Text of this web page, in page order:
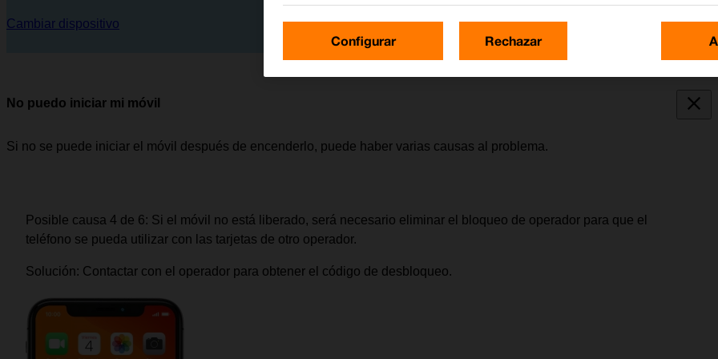
Cambiar dispositivo
No puedo iniciar mi móvil
Si no se puede iniciar el móvil después de encenderlo, puede haber varias causas al problema.
Posible causa 4 de 6: Si el móvil no está liberado, será necesario eliminar el bloqueo de operador para que el
teléfono se pueda utilizar con las tarjetas de otro operador.
Solución: Contactar con el operador para obtener el código de desbloqueo.
Configurar Rechazar